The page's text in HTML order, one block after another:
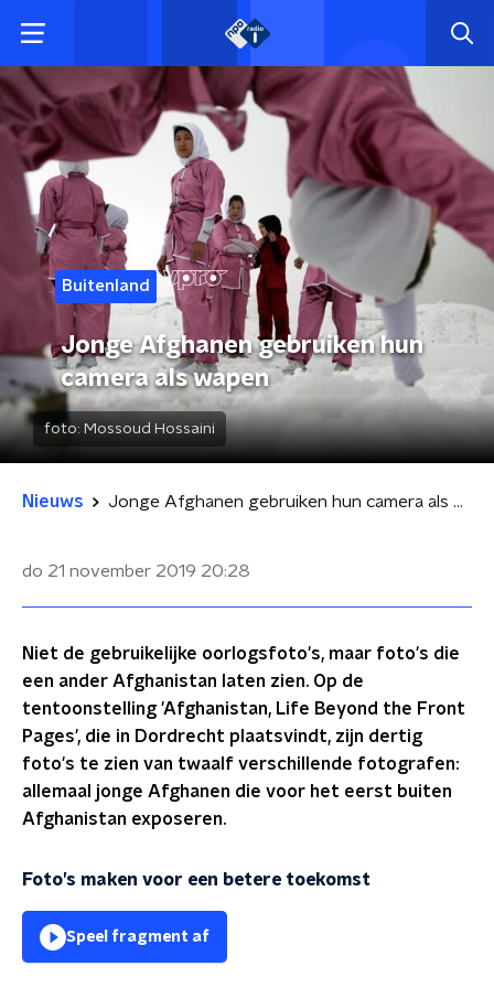
Buitenland
Jonge Afghanen gebruiken hun
camera als wapen
foto: Mossoud Hossaini
Nieuws Jonge Afghanen gebruiken hun camera als wapen
do 21 november 2019 20:28
Niet de gebruikelijke oorlogsfoto's, maar foto's die
een ander Afghanistan laten zien. Op de
tentoonstelling 'Afghanistan, Life Beyond the Front
Pages', die in Dordrecht plaatsvindt, zijn dertig
foto's te zien van twaalf verschillende fotografen:
allemaal jonge Afghanen die voor het eerst buiten
Afghanistan exposeren.
Foto’s maken voor een betere toekomst
Speel fragment af